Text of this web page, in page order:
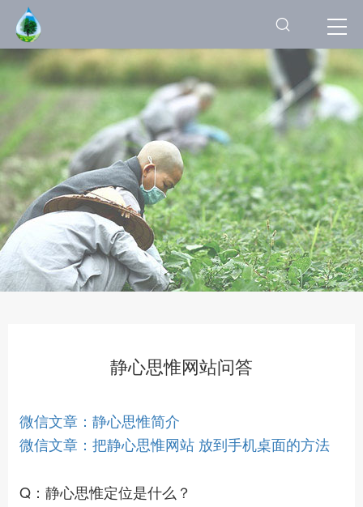
静心思惟网站问答
微信文章：静心思惟简介
微信文章：把静心思惟网站 放到手机桌面的方法
Q：静心思惟定位是什么？